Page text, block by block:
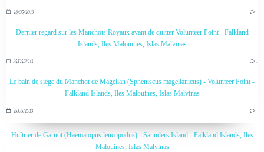
28/05/2013 …
Dernier regard sur les Manchots Royaux avant de quitter Volunteer Point - Falkland
Islands, Iles Malouines, Islas Malvinas
25/05/2013 …
Le bain de siège du Manchot de Magellan (Spheniscus magellanicus) - Volunteer Point -
Falkland Islands, Iles Malouines, Islas Malvinas
25/05/2013 …
Huîtrier de Garnot (Haematopus leucopodus) - Saunders Island - Falkland Islands, Iles
Malouines, Islas Malvinas